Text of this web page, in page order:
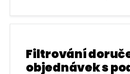
Filtrování
objednávek s